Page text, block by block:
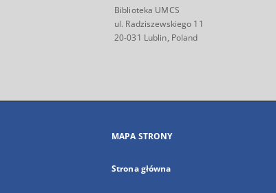
Biblioteka UMCS
ul. Radziszewskiego 11
20-031 Lublin, Poland
MAPA STRONY
Strona główna